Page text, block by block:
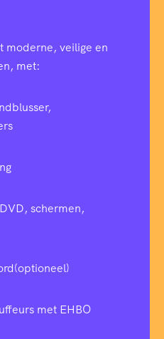
moderne, veilige en
met:
schermen,
met EHBO